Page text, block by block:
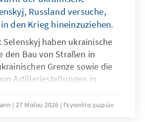
besonders
sind und welche
Politik, Behörden und
sollten.
Russland versuche,
den Krieg hineinzuziehen.
Selenskyj haben ukrainische
den Bau von Straßen in
Grenze sowie die
Artilleriestellungen in
aus Belarus in Richtung
27 Μαΐου 2026 Γεγονότα χωρών